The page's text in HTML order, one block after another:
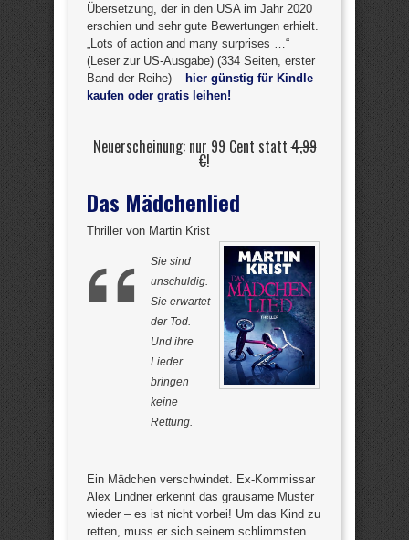
Übersetzung, der in den USA im Jahr 2020
erschien und sehr gute Bewertungen erhielt.
„Lots of action and many surprises …“
(Leser zur US-Ausgabe) (334 Seiten, erster
Band der Reihe) – hier günstig für Kindle
kaufen oder gratis leihen!
Neuerscheinung: nur 99 Cent statt4,99
€!
Das Mädchenlied
Thriller von Martin Krist
Sie sind
unschuldig.
Sie erwartet
der Tod.
Und ihre
Lieder
bringen
keine
Rettung.
Ein Mädchen verschwindet. Ex-Kommissar
Alex Lindner erkennt das grausame Muster
wieder – es ist nicht vorbei! Um das Kind zu
retten, muss er sich seinem schlimmsten